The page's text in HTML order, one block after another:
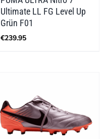
Ultimate LL FG Level Up
Grün F01
€239.95